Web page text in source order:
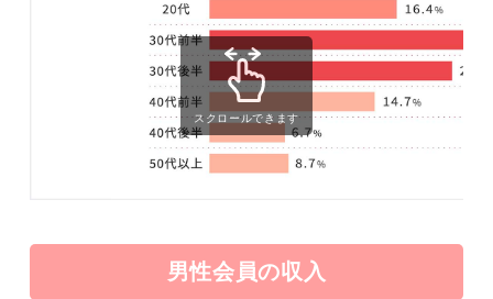
スクロールできます
男性会員の収入